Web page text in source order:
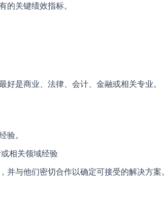
的关键绩效指标。
好是商业、法律、会计、金融或相关专业。
验。
相关领域经验
并与他们密切合作以确定可接受的解决方案。